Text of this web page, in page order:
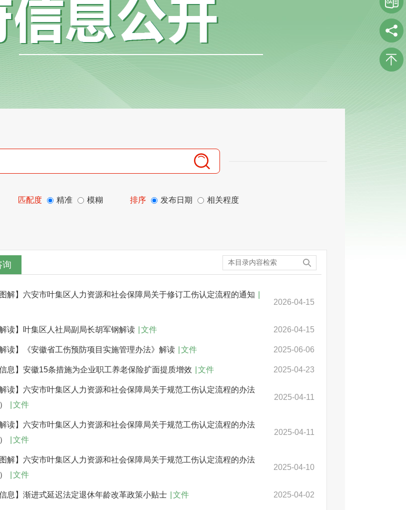
匹配度 精准 模糊 排序 发布日期 相关程度
询
图解】六安市叶集区人力资源和社会保障局关于修订工伤认定流程的通知
2026-04-15
解读】叶集区人社局副局长胡军钢解读 文件 2026-04-15
解读】《安徽省工伤预防项目实施管理办法》解读 文件 2025-06-06
信息】安徽15条措施为企业职工养老保险扩面提质增效 文件 2025-04-23
解读】六安市叶集区人力资源和社会保障局关于规范工伤认定流程的办法
文件
2025-04-11
解读】六安市叶集区人力资源和社会保障局关于规范工伤认定流程的办法
文件
2025-04-11
图解】六安市叶集区人力资源和社会保障局关于规范工伤认定流程的办法
文件
2025-04-10
信息】渐进式延迟法定退休年龄改革政策小贴士 文件 2025-04-02